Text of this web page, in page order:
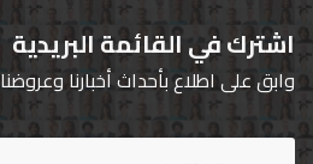
اشترك في القائمة البريدية
وابق على اطلاع بأحداث أخبارنا وعروضنا